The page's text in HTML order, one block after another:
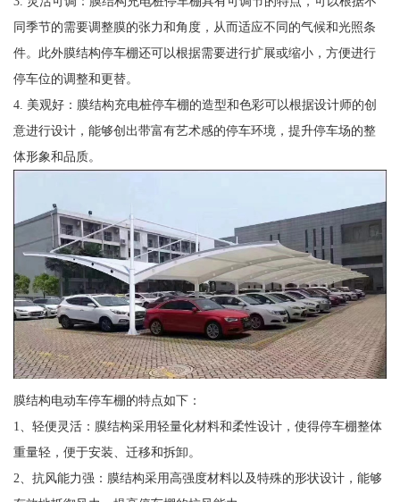
同季节的需要调整膜的张力和角度，从而适应不同的气候和光照条
件。此外膜结构停车棚还可以根据需要进行扩展或缩小，方便进行
停车位的调整和更替。
4. 美观好：膜结构充电桩停车棚的造型和色彩可以根据设计师的创
意进行设计，能够创出带富有艺术感的停车环境，提升停车场的整
体形象和品质。
膜结构电动车停车棚的特点如下：
1、轻便灵活：膜结构采用轻量化材料和柔性设计，使得停车棚整体
重量轻，便于安装、迁移和拆卸。
2、抗风能力强：膜结构采用高强度材料以及特殊的形状设计，能够